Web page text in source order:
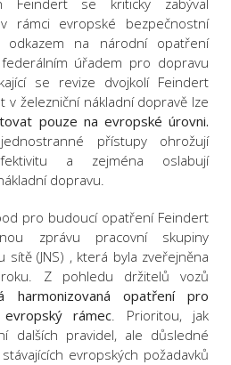
rámci evropské bezpečnostní
odkazem na národní opatření
federálním úřadem pro dopravu
se revize dvojkolí Feindert
v železniční nákladní dopravě lze
pouze na evropské úrovni.
přístupy ohrožují
a zejména oslabují
dopravu.
pro budoucí opatření Feindert
zprávu pracovní skupiny
(JNS) , která byla zveřejněna
Z pohledu držitelů vozů
harmonizovaná opatření pro
rámec . Prioritou, jak
dalších pravidel, ale důsledné
evropských požadavků